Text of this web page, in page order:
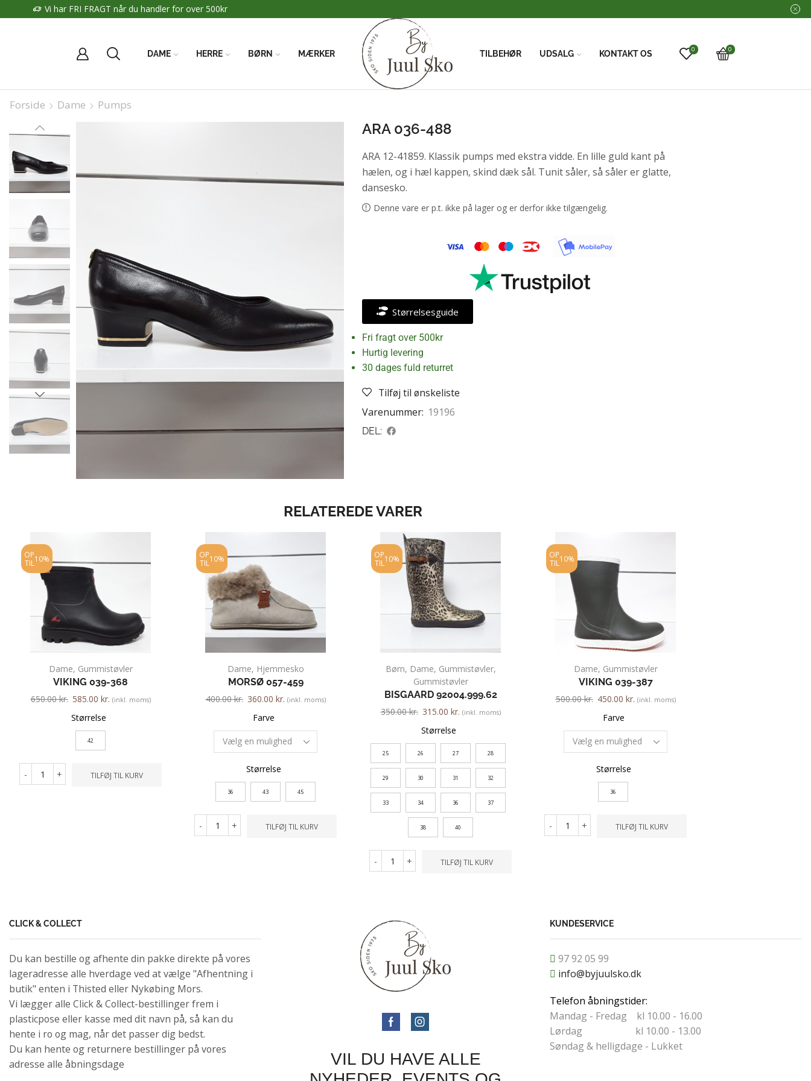
DAME HERRE BØRN MÆRKER TILBEHØR UDSALG KONTAKT OS 0 0
Forside Dame Pumps
ARA 036-488
ARA 12-41859. Klassik pumps med ekstra vidde. En lille guld kant på
hælen, og i hæl kappen, skind dæk sål. Tunit såler, så såler er glatte,
dansesko.
Denne vare er p.t. ikke på lager og er derfor ikke tilgængelig.
Størrelsesguide
Fri fragt over 500kr
Hurtig levering
30 dages fuld returret
Tilføj til ønskeliste
Varenummer: 19196
DEL:
RELATEREDE VARER
OP
TIL 10%
Dame, Gummistøvler
VIKING 039-368
650.00kr. 585.00 kr. (inkl. moms)
Størrelse
42
- + TILFØJ TIL KURV
OP
TIL 10%
Dame, Hjemmesko
MORSØ 057-459
400.00kr. 360.00 kr. (inkl. moms)
Farve
Størrelse
36 43 45
- + TILFØJ TIL KURV
OP
TIL 10%
Børn, Dame, Gummistøvler,
Gummistøvler
BISGAARD 92004.999.62
350.00kr. 315.00 kr. (inkl. moms)
Størrelse
25 26 27 28
29 30 31 32
33 34 36 37
38 40
- + TILFØJ TIL KURV
OP
TIL 10%
Dame, Gummistøvler
VIKING 039-387
500.00kr. 450.00 kr. (inkl. moms)
Farve
Størrelse
36
- + TILFØJ TIL KURV
CLICK & COLLECT
Du kan bestille og afhente din pakke direkte på vores
lageradresse alle hverdage ved at vælge "Afhentning i
butik" enten i Thisted eller Nykøbing Mors.
Vi lægger alle Click & Collect-bestillinger frem i
plasticpose eller kasse med dit navn på, så kan du
hente i ro og mag, når det passer dig bedst.
Du kan hente og returnere bestillinger på vores
adresse alle åbningsdage
VIL DU HAVE ALLE
KUNDESERVICE
97 92 05 99
info@byjuulsko.dk
Telefon åbningstider:
Mandag - Fredag kl 10.00 - 16.00
Lørdag kl 10.00 - 13.00
Søndag & helligdage - Lukket